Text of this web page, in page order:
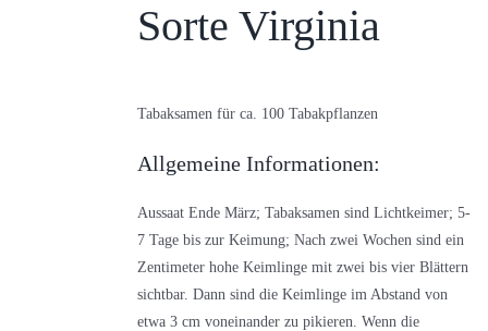
Sorte Virginia
Tabaksamen für ca. 100 Tabakpflanzen
Allgemeine Informationen:
Aussaat Ende März; Tabaksamen sind Lichtkeimer; 5-
7 Tage bis zur Keimung; Nach zwei Wochen sind ein
Zentimeter hohe Keimlinge mit zwei bis vier Blättern
sichtbar. Dann sind die Keimlinge im Abstand von
etwa 3 cm voneinander zu pikieren. Wenn die